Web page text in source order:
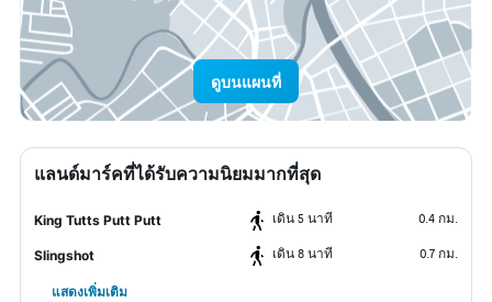
ดูบนแผนที่
แลนด์มาร์คที่ได้รับความนิยมมากที่สุด
King Tutts Putt Putt เดิน 5 นาที 0.4 กม.
Slingshot เดิน 8 นาที 0.7 กม.
แสดงเพิ่มเติม